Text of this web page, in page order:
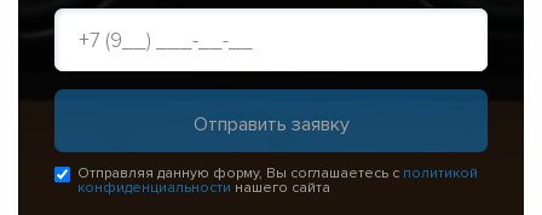
Отправляя данную форму, Вы соглашаетесь с политикой
конфиденциальности нашего сайта